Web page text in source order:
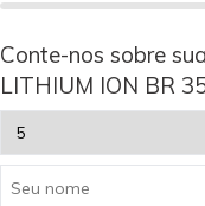
Conte-nos sobre
LITHIUM ION BR